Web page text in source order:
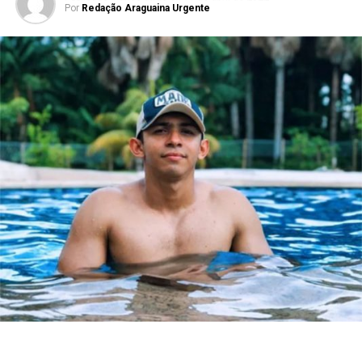
Por Redação Araguaina Urgente